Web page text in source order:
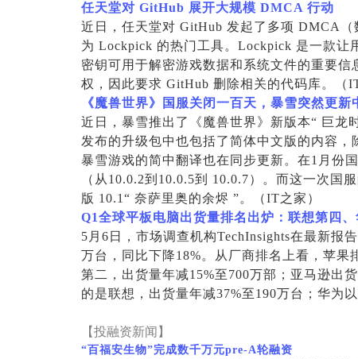
任天堂对 GitHub 展开大规模 DMCA 行动
近日，任天堂对 GitHub 发起了多项 DMCA
为 Lockpick 的热门工具。Lockpick 是一款让
密钥可用于解密游戏数据和系统文件的重要
权，因此要求 GitHub 删除相关的代码库。（
《魔兽世界》国服关闭一百天，暴雪突然更新
近日，暴雪推出了《魔兽世界》新版本“ 巨龙
发布的升级包中也包括了简体中文版的内容
暴雪游戏的简中翻译也在同步更新。在1月份
（从10.0.2到10.0.5到 10.0.7）。而这一次国
版 10.1“ 奈萨里奥的余烬 ”。（IT之家）
Q1全球平板电脑出货量排名出炉：联想第四
5 月6日，市场调查机构TechInsights在最新报
万台，同比下降18%。从厂商排名上看，苹果
第二，出货量年减15%至700万部；亚马逊出
的是联想，出货量年减37%至190万台；华为
【投融资新闻】
“百福安生物”完成数千万元pre-A轮融资